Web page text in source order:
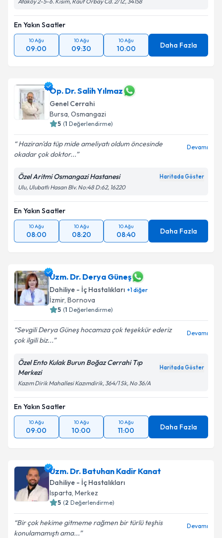
En Yakın Saatler
10 Ağu
09:00
10 Ağu
09:30
10 Ağu
10:00 Daha Fazla
Op. Dr. Salih Yılmaz
Genel Cerrahi
Bursa, Osmangazi
5 (1 Değerlendirme)
Haziran'da tüp mide ameliyatı oldum öncesinde
okadar çok doktor...
Devamı
Özel Aritmi Osmangazi Hastanesi Haritada Göster
Ulu, Ulubatlı Hasan Blv. No:48 D:62, 16220
En Yakın Saatler
10 Ağu
08:00
10 Ağu
08:20
10 Ağu
08:40 Daha Fazla
Uzm. Dr. Derya Güneş
Dahiliye - İç Hastalıkları +1diğer
İzmir, Bornova
5 (1 Değerlendirme)
Sevgili Derya Güneş hocamıza çok teşekkür ederiz
çok ilgili biz...
Devamı
Özel Ento Kulak Burun Boğaz Cerrahi Tıp
Merkezi
Haritada Göster
Kazım Dirik Mahallesi Kazımdirik, 364/1 Sk, No 36/A
En Yakın Saatler
10 Ağu
09:00
10 Ağu
10:00
10 Ağu
11:00 Daha Fazla
Uzm. Dr. Batuhan Kadir Kanat
Dahiliye - İç Hastalıkları
Isparta, Merkez
5 (2 Değerlendirme)
Bir çok hekime gitmeme rağmen bir türlü teşhis
konulamamıştı ama...
Devamı